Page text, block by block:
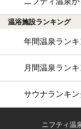
温浴施設ランキング
年間温泉ラン
月間温泉ラン
サウナランキン
ニフティ温